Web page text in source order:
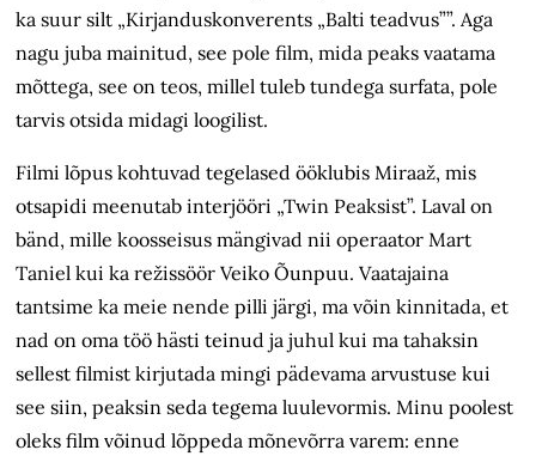
ka suur silt „Kirjanduskonverents „Balti teadvus””. Aga
nagu juba mainitud, see pole film, mida peaks vaatama
mõttega, see on teos, millel tuleb tundega surfata, pole
tarvis otsida midagi loogilist.
Filmi lõpus kohtuvad tegelased ööklubis Miraaž, mis
otsapidi meenutab interjööri „Twin Peaksist”. Laval on
bänd, mille koosseisus mängivad nii operaator Mart
Taniel kui ka režissöör Veiko Õunpuu. Vaatajaina
tantsime ka meie nende pilli järgi, ma võin kinnitada, et
nad on oma töö hästi teinud ja juhul kui ma tahaksin
sellest filmist kirjutada mingi pädevama arvustuse kui
see siin, peaksin seda tegema luulevormis. Minu poolest
oleks film võinud lõppeda mõnevõrra varem: enne